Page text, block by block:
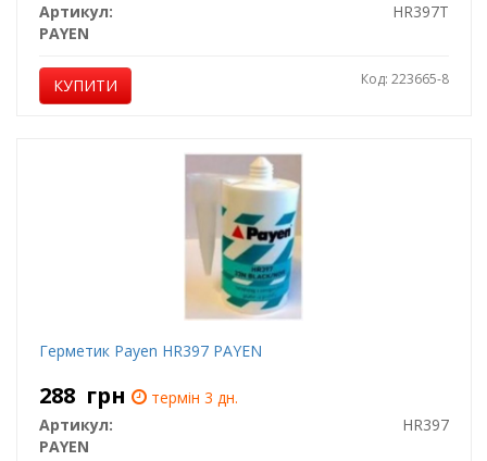
Артикул:
HR397T
PAYEN
КУПИТИ Код: 223665-8
Герметик Payen HR397 PAYEN
288 грн
термін 3 дн.
Артикул:
HR397
PAYEN